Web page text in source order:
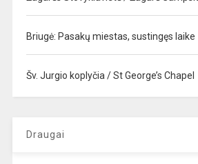
Briugė: Pasakų miestas, sustingęs laike
Šv. Jurgio koplyčia / St George’s Chapel
Draugai